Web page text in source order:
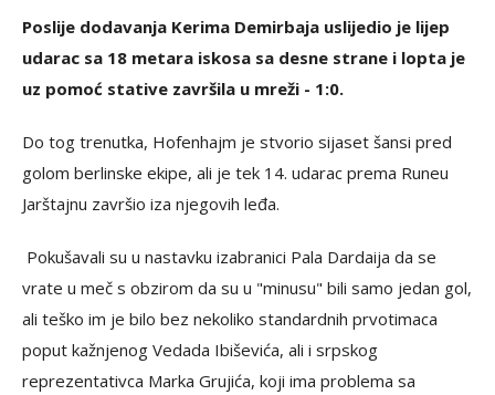
Poslije dodavanja Kerima Demirbaja uslijedio je lijep
udarac sa 18 metara iskosa sa desne strane i lopta je
uz pomoć stative završila u mreži - 1:0.
Do tog trenutka, Hofenhajm je stvorio sijaset šansi pred
golom berlinske ekipe, ali je tek 14. udarac prema Runeu
Jarštajnu završio iza njegovih leđa.
Pokušavali su u nastavku izabranici Pala Dardaija da se
vrate u meč s obzirom da su u "minusu" bili samo jedan gol,
ali teško im je bilo bez nekoliko standardnih prvotimaca
poput kažnjenog Vedada Ibiševića, ali i srpskog
reprezentativca Marka Grujića, koji ima problema sa